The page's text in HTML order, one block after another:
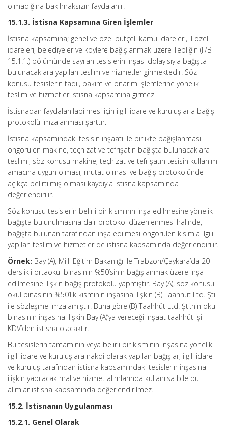
olmadığına bakılmaksızın faydalanır.
15.1.3. İstisna Kapsamına Giren İşlemler
İstisna kapsamına; genel ve özel bütçeli kamu idareleri, il özel
idareleri, belediyeler ve köylere bağışlanmak üzere Tebliğin (II/B-
15.1.1.) bölümünde sayılan tesislerin inşası dolayısıyla bağışta
bulunacaklara yapılan teslim ve hizmetler girmektedir. Söz
konusu tesislerin tadil, bakım ve onarım işlemlerine yönelik
teslim ve hizmetler istisna kapsamına girmez.
İstisnadan faydalanılabilmesi için ilgili idare ve kuruluşlarla bağış
protokolü imzalanması şarttır.
İstisna kapsamındaki tesisin inşaatı ile birlikte bağışlanması
öngörülen makine, teçhizat ve tefrişatın bağışta bulunacaklara
teslimi, söz konusu makine, teçhizat ve tefrişatın tesisin kullanım
amacına uygun olması, mutat olması ve bağış protokolünde
açıkça belirtilmiş olması kaydıyla istisna kapsamında
değerlendirilir.
Söz konusu tesislerin belirli bir kısmının inşa edilmesine yönelik
bağışta bulunulmasına dair protokol düzenlenmesi halinde,
bağışta bulunan tarafından inşa edilmesi öngörülen kısımla ilgili
yapılan teslim ve hizmetler de istisna kapsamında değerlendirilir.
Örnek: Bay (A), Milli Eğitim Bakanlığı ile Trabzon/Çaykara’da 20
derslikli ortaokul binasının %50’sinin bağışlanmak üzere inşa
edilmesine ilişkin bağış protokolü yapmıştır. Bay (A), söz konusu
okul binasının %50’lik kısmının inşasına ilişkin (B) Taahhüt Ltd. Şti.
ile sözleşme imzalamıştır. Buna göre (B) Taahhüt Ltd. Şti.nin okul
binasının inşasına ilişkin Bay (A)’ya vereceği inşaat taahhüt işi
KDV’den istisna olacaktır.
Bu tesislerin tamamının veya belirli bir kısmının inşasına yönelik
ilgili idare ve kuruluşlara nakdi olarak yapılan bağışlar, ilgili idare
ve kuruluş tarafından istisna kapsamındaki tesislerin inşasına
ilişkin yapılacak mal ve hizmet alımlarında kullanılsa bile bu
alımlar istisna kapsamında değerlendirilmez.
15.2. İstisnanın Uygulanması
15.2.1. Genel Olarak